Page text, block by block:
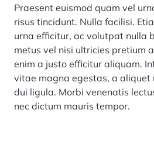
Praesent euismod quam vel
risus tincidunt. Nulla facilisi.
urna efficitur, ac volutpat nulla
metus vel nisi ultricies pretium
enim a justo efficitur aliquam.
vitae magna egestas, a aliquet
dui ligula. Morbi venenatis
nec dictum mauris tempor.